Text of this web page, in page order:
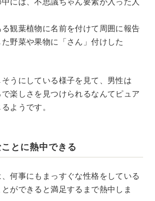
観葉植物に名前を付けて周囲に報告
野菜や果物に「さん」付けした
うにしている様子を見て、男性は
で楽しさを見つけられるなんてピュア
ようです。
ことに熱中できる
何事にもまっすぐな性格をしている
ができると満足するまで熱中しま